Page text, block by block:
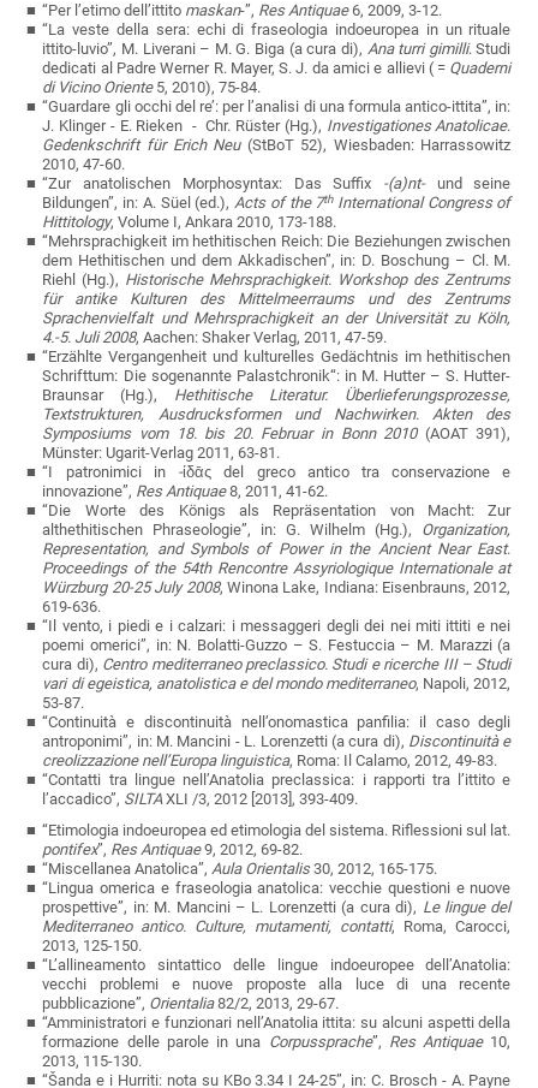
“Per l’etimo dell’ittito maskan-”, Res Antiquae6, 2009, 3-12.
“La veste della sera: echi di fraseologia indoeuropea in un rituale
ittito-luvio”, M. Liverani – M. G. Biga (a cura di), Ana turri gimilli. Studi
dedicati al Padre Werner R. Mayer, S. J. da amici e allievi ( = Quaderni
di Vicino Oriente5, 2010), 75-84.
“Guardare gli occhi del re’: per l’analisi di una formula antico-ittita”, in:
J. Klinger - E. Rieken - Chr. Rüster (Hg.), Investigationes Anatolicae.
Gedenkschrift für Erich Neu(StBoT 52), Wiesbaden: Harrassowitz
2010, 47-60.
“Zur anatolischen Morphosyntax: Das Suffix -(a)nt-und seine
Bildungen”, in: A. Süel (ed.),Acts of the 7thInternational Congress of
Hittitology, Volume I, Ankara 2010, 173-188.
“Mehrsprachigkeit im hethitischen Reich: Die Beziehungen zwischen
dem Hethitischen und dem Akkadischen”, in: D. Boschung – Cl. M.
Riehl (Hg.), Historische Mehrsprachigkeit. Workshop des Zentrums
für antike Kulturen des Mittelmeerraums und des Zentrums
Sprachenvielfalt und Mehrsprachigkeit an der Universität zu Köln,
4.-5. Juli 2008, Aachen: Shaker Verlag, 2011, 47-59.
“Erzählte Vergangenheit und kulturelles Gedächtnis im hethitischen
Schrifttum: Die sogenannte Palastchronik“: in M. Hutter – S. Hutter-
Braunsar (Hg.), Hethitische Literatur. Überlieferungsprozesse,
Textstrukturen, Ausdrucksformen und Nachwirken. Akten des
Symposiums vom 18. bis 20. Februar in Bonn 2010 (AOAT 391),
Münster: Ugarit-Verlag 2011, 63-81.
“I patronimici in -ίδᾱς del greco antico tra conservazione e
innovazione”, Res Antiquae8, 2011, 41-62.
“Die Worte des Königs als Repräsentation von Macht: Zur
althethitischen Phraseologie”, in: G. Wilhelm (Hg.), Organization,
Representation, and Symbols of Power in the Ancient Near East.
Proceedings of the 54th Rencontre Assyriologique Internationale at
Würzburg 20-25 July 2008, Winona Lake, Indiana: Eisenbrauns, 2012,
619-636.
“Il vento, i piedi e i calzari: i messaggeri degli dei nei miti ittiti e nei
poemi omerici”, in: N. Bolatti-Guzzo – S. Festuccia – M. Marazzi (a
cura di), Centro mediterraneo preclassico. Studi e ricerche III – Studi
vari di egeistica, anatolistica e del mondo mediterraneo, Napoli, 2012,
53-87.
“Continuità e discontinuità nell’onomastica panfilia: il caso degli
antroponimi”, in: M. Mancini - L. Lorenzetti (a cura di), Discontinuità e
creolizzazione nell’Europa linguistica, Roma: Il Calamo, 2012, 49-83.
“Contatti tra lingue nell’Anatolia preclassica: i rapporti tra l’ittito e
l’accadico”, SILTAXLI /3, 2012 [2013], 393-409.
“Etimologia indoeuropea ed etimologia del sistema. Riflessioni sul lat.
pontifex”, Res Antiquae9, 2012, 69-82.
“Miscellanea Anatolica”,Aula Orientalis30, 2012, 165-175.
“Lingua omerica e fraseologia anatolica: vecchie questioni e nuove
prospettive”, in: M. Mancini – L. Lorenzetti (a cura di), Le lingue del
Mediterraneo antico. Culture, mutamenti, contatti, Roma, Carocci,
2013, 125-150.
“L’allineamento sintattico delle lingue indoeuropee dell’Anatolia:
vecchi problemi e nuove proposte alla luce di una recente
pubblicazione”, Orientalia82/2, 2013, 29-67.
“Amministratori e funzionari nell’Anatolia ittita: su alcuni aspetti della
formazione delle parole in una Corpussprache”, Res Antiquae10,
2013, 115-130.
“Šanda e i Hurriti: nota su KBo 3.34 I 24-25”, in: C. Brosch - A. Payne